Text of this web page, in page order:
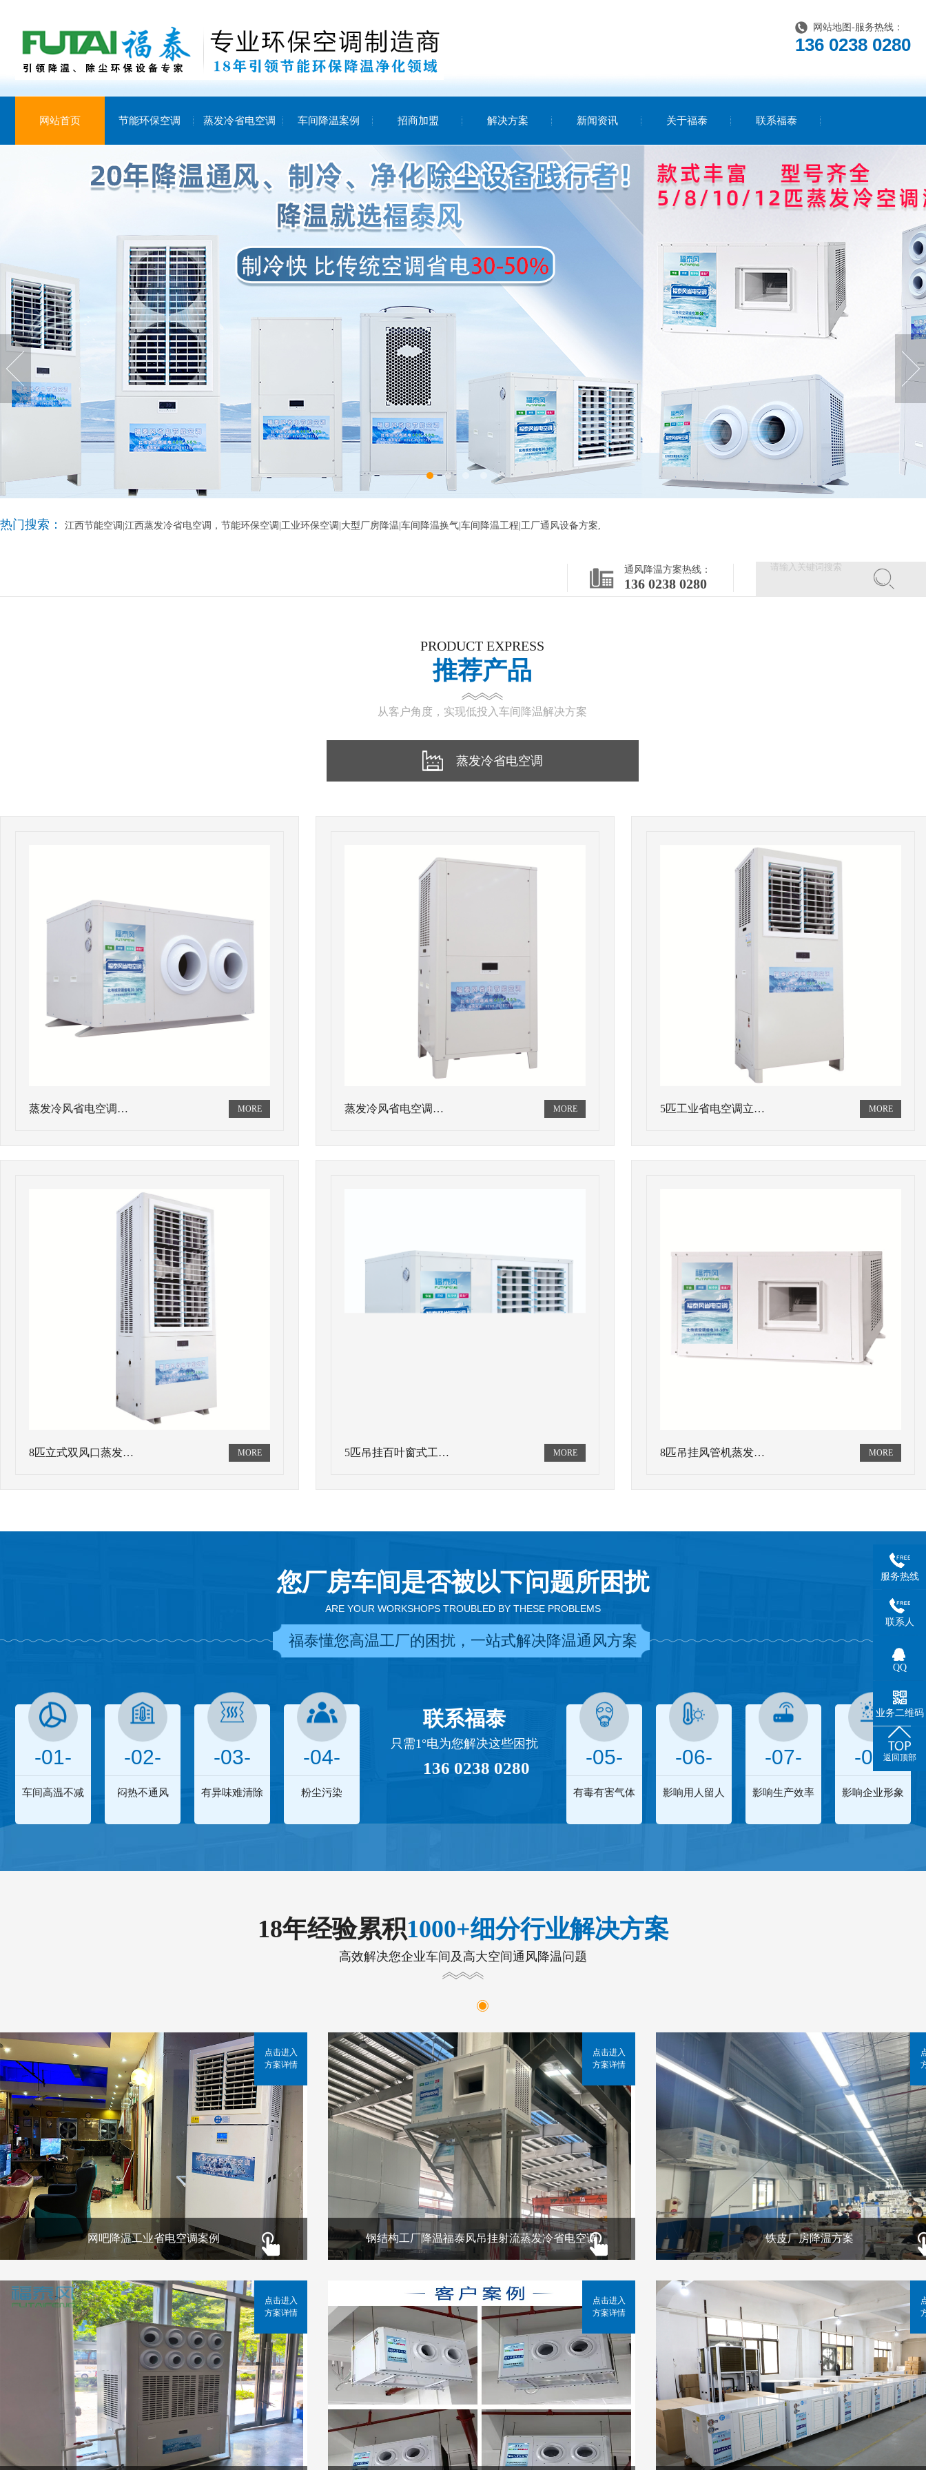
网站地图 -服务热线：
136 0238 0280
网站首页 节能环保空调 蒸发冷省电空调 车间降温案例 招商加盟 解决方案 新闻资讯 关于福泰 联系福泰
热门搜索： 江西节能空调|江西蒸发冷省电空调，节能环保空调|工业环保空调|大型厂房降温|车间降温换气|车间降温工程|工厂通风设备方案,
通风降温方案热线：
136 0238 0280
PRODUCT EXPRESS
推荐产品
从客户角度，实现低投入车间降温解决方案
蒸发冷省电空调
蒸发冷风省电空调… 蒸发冷风省电空调… 5匹工业省电空调立…
8匹立式双风口蒸发… 5匹吊挂百叶窗式工… 8匹吊挂风管机蒸发…
您厂房车间是否被以下问题所困扰
ARE YOUR WORKSHOPS TROUBLED BY THESE PROBLEMS
福泰懂您高温工厂的困扰，一站式解决降温通风方案
-01-
车间高温不减
-02-
闷热不通风
-03-
有异味难清除
-04-
粉尘污染
联系福泰
只需1°电为您解决这些困扰
136 0238 0280 -05-
有毒有害气体
-06-
影响用人留人
-07-
影响生产效率
-08-
影响企业形象
18年经验累积1000+细分行业解决方案
高效解决您企业车间及高大空间通风降温问题
网吧降温工业省电空调案例
点击进入
方案详情
钢结构工厂降温福泰风吊挂射流蒸发冷省电空调
点击进入
方案详情
铁皮厂房降温方案
点击进入
方案详情
点击进入
方案详情
服务热线
联系人
QQ
业务二维码
返回顶部